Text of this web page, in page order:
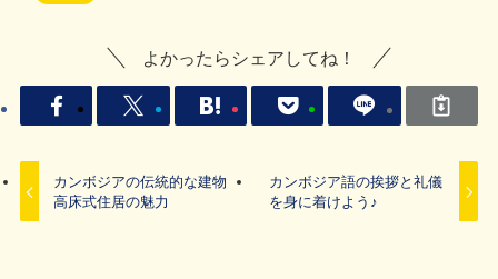
よかったらシェアしてね！
カンボジアの伝統的な建物
高床式住居の魅力
カンボジア語の挨拶と礼儀
を身に着けよう♪